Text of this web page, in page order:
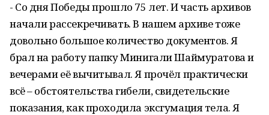
- Со дня Победы прошло 75 лет. И часть архивов
начали рассекречивать. В нашем архиве тоже
довольно большое количество документов. Я
брал на работу папку Минигали Шаймуратова и
вечерами её вычитывал. Я прочёл практически
всё – обстоятельства гибели, свидетельские
показания, как проходила эксгумация тела. Я